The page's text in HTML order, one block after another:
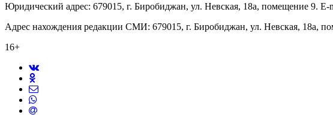
Юридический адрес: 679015, г. Биробиджан, ул. Невская, 18а, помещение 9. E-
Адрес нахождения редакции СМИ: 679015, г. Биробиджан, ул. Невская, 18а,
16+